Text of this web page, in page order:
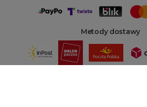
Metody dostawy